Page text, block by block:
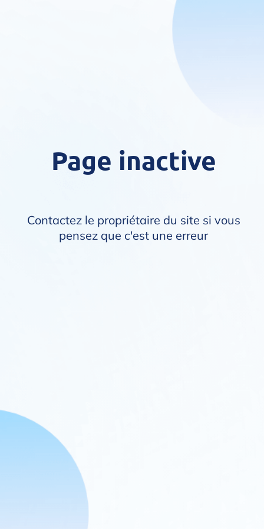
Page inactive
Contactez le propriétaire du site si vous
pensez que c'est une erreur